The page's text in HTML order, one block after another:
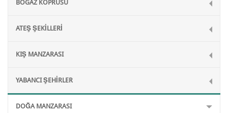
BOGAZ KÖPRÜSÜ
ATEŞ ŞEKİLLERİ
KIŞ MANZARASI
YABANCI ŞEHİRLER
DOĞA MANZARASI